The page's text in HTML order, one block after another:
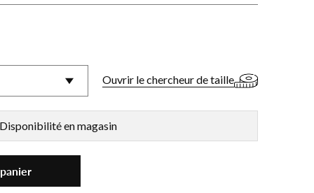
Ouvrir le chercheur de taille
Disponibilité en magasin